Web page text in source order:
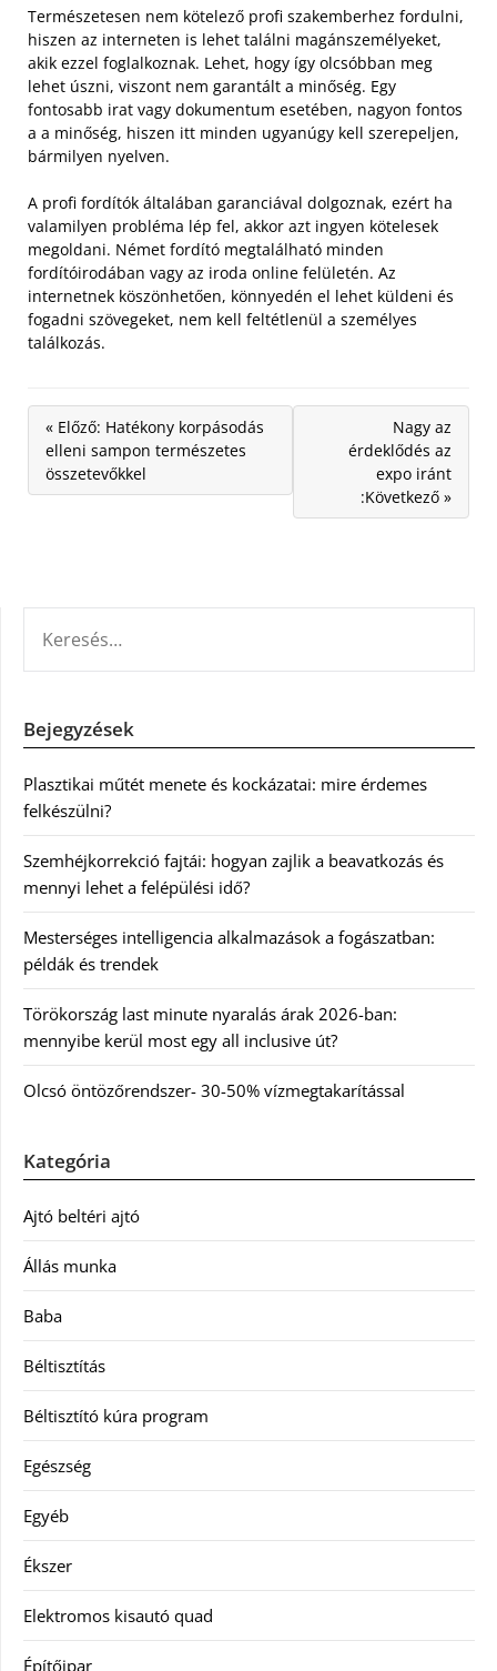
Természetesen nem kötelező profi szakemberhez fordulni,
hiszen az interneten is lehet találni magánszemélyeket,
akik ezzel foglalkoznak. Lehet, hogy így olcsóbban meg
lehet úszni, viszont nem garantált a minőség. Egy
fontosabb irat vagy dokumentum esetében, nagyon fontos
a a minőség, hiszen itt minden ugyanúgy kell szerepeljen,
bármilyen nyelven.
A profi fordítók általában garanciával dolgoznak, ezért ha
valamilyen probléma lép fel, akkor azt ingyen kötelesek
megoldani. Német fordító megtalálható minden
fordítóirodában vagy az iroda online felületén. Az
internetnek köszönhetően, könnyedén el lehet küldeni és
fogadni szövegeket, nem kell feltétlenül a személyes
találkozás.
« Előző: Hatékony korpásodás
elleni sampon természetes
összetevőkkel
Nagy az
érdeklődés az
expo iránt
:Következő »
Bejegyzések
Plasztikai műtét menete és kockázatai: mire érdemes
felkészülni?
Szemhéjkorrekció fajtái: hogyan zajlik a beavatkozás és
mennyi lehet a felépülési idő?
Mesterséges intelligencia alkalmazások a fogászatban:
példák és trendek
Törökország last minute nyaralás árak 2026-ban:
mennyibe kerül most egy all inclusive út?
Olcsó öntözőrendszer- 30-50% vízmegtakarítással
Kategória
Ajtó beltéri ajtó
Állás munka
Baba
Béltisztítás
Béltisztító kúra program
Egészség
Egyéb
Ékszer
Elektromos kisautó quad
Építőipar